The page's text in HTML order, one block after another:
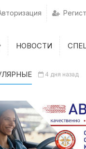
НОВОСТИ
4 дня назад